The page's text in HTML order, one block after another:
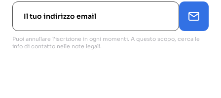
Puoi annullare l'iscrizione in ogni momenti. A questo scopo, cerca le
info di contatto nelle note legali.